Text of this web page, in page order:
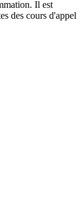
Il est
des cours d'appel